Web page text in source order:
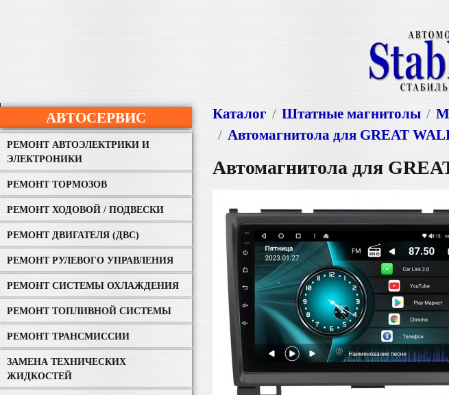
АВТОСЕРВИС
РЕМОНТ АВТОЭЛЕКТРИКИ И
ЭЛЕКТРОНИКИ
РЕМОНТ ТОРМОЗОВ
РЕМОНТ ХОДОВОЙ / ПОДВЕСКИ
РЕМОНТ ДВИГАТЕЛЯ (ДВС)
РЕМОНТ РУЛЕВОГО УПРАВЛЕНИЯ
РЕМОНТ СИСТЕМЫ ОХЛАЖДЕНИЯ
РЕМОНТ ТОПЛИВНОЙ СИСТЕМЫ
РЕМОНТ ТРАНСМИССИИ
ЗАМЕНА ТЕХНИЧЕСКИХ
ЖИДКОСТЕЙ
Каталог Штатные магнитолы
Автомагнитола для GREAT
Автомагнитола для